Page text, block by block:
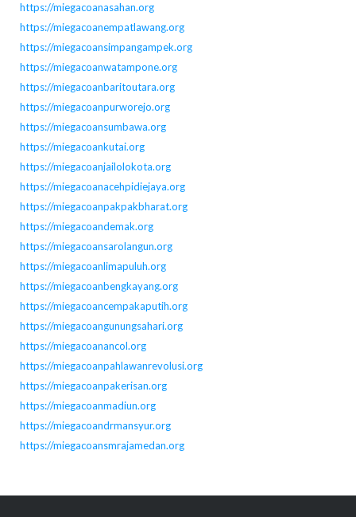
https://miegacoanasahan.org
https://miegacoanempatlawang.org
https://miegacoansimpangampek.org
https://miegacoanwatampone.org
https://miegacoanbaritoutara.org
https://miegacoanpurworejo.org
https://miegacoansumbawa.org
https://miegacoankutai.org
https://miegacoanjailolokota.org
https://miegacoanacehpidiejaya.org
https://miegacoanpakpakbharat.org
https://miegacoandemak.org
https://miegacoansarolangun.org
https://miegacoanlimapuluh.org
https://miegacoanbengkayang.org
https://miegacoancempakaputih.org
https://miegacoangunungsahari.org
https://miegacoanancol.org
https://miegacoanpahlawanrevolusi.org
https://miegacoanpakerisan.org
https://miegacoanmadiun.org
https://miegacoandrmansyur.org
https://miegacoansmrajamedan.org